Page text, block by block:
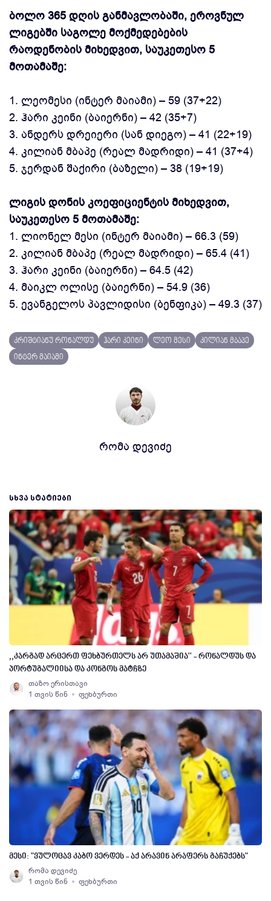
ბოლო 365 დღის განმავლობაში, ეროვნულ
ლიგებში საგოლე მოქმედებების
რაოდენობის მიხედვით, საუკეთესო 5
მოთამაშე:
1. ლეომესი (ინტერ მაიამი) – 59 (37+22)
2. ჰარი კეინი (ბაიერნი) – 42 (35+7)
3. ანდერს დრეიერი (სან დიეგო) – 41 (22+19)
4. კილიან მბაპე (რეალ მადრიდი) – 41 (37+4)
5. ჯერდან შაქირი (ბაზელი) – 38 (19+19)
ლიგის დონის კოეფიციენტის მიხედვით,
საუკეთესო 5 მოთამაშე:
1. ლიონელ მესი (ინტერ მაიამი) – 66.3 (59)
2. კილიან მბაპე (რეალ მადრიდი) – 65.4 (41)
3. ჰარი კეინი (ბაიერნი) – 64.5 (42)
4. მაიკლ ოლისე (ბაიერნი) – 54.9 (36)
5. ევანგელოს პავლიდისი (ბენფიკა) – 49.3 (37)
კრიშტიანუ რონალდუ ჰარი კეინი ლეო მესი
კილიან მბაპე
ინტერ მაიამი
რომა დევიძე
ᲡᲮᲕᲐ ᲡᲢᲐᲢᲘᲔᲑᲘ
,,კარგად არცერთ ფეხბურთელს არ უთამაშია'' - რონალდუს და
პორტუგალიისა და კონგოს მატჩზე
თაზო ერისთავი
1 თვის წინ
ფეხბურთი
მესი: "ვულოცავ კაბო ვერდეს - აქ არავინ არაფერს გაჩუქებს"
რომა დევიძე
1 თვის წინ
ფეხბურთი